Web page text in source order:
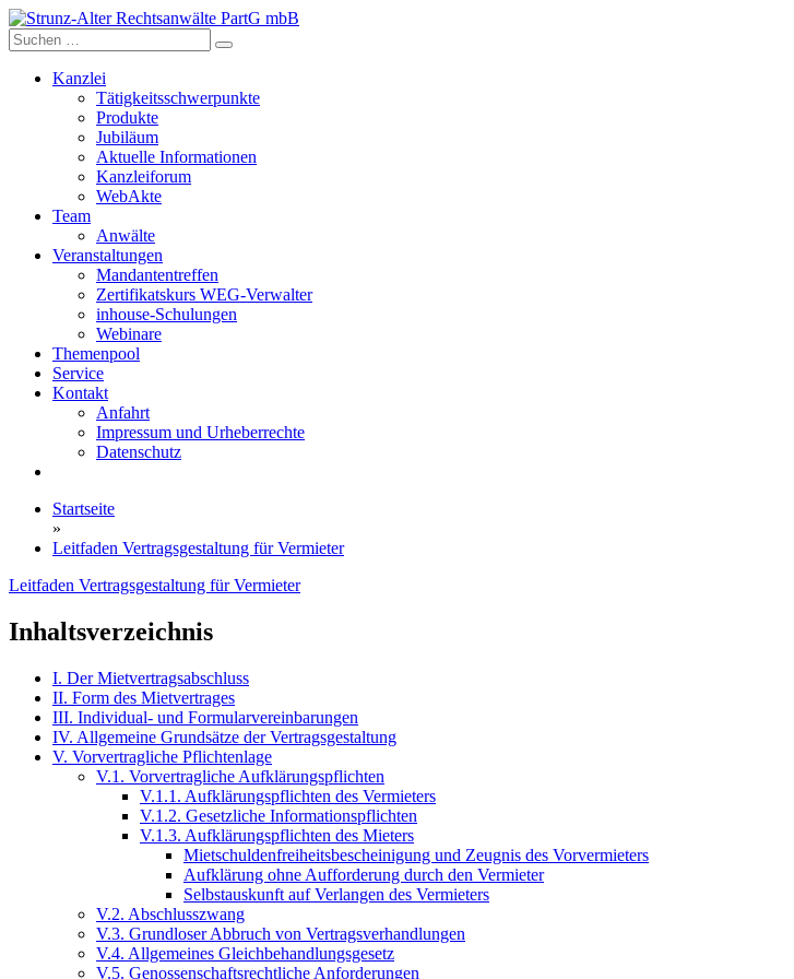
Skip
to
content
Kanzlei
Tätigkeitsschwerpunkte
Produkte
Jubiläum
Aktuelle Informationen
Kanzleiforum
WebAkte
Team
Anwälte
Veranstaltungen
Mandantentreffen
Zertifikatskurs WEG-Verwalter
inhouse-Schulungen
Webinare
Themenpool
Service
Kontakt
Anfahrt
Impressum und Urheberrechte
Datenschutz
Startseite
»
Leitfaden Vertragsgestaltung für Vermieter
Leitfaden Vertragsgestaltung für Vermieter
Inhaltsverzeichnis
I. Der Mietvertragsabschluss
II. Form des Mietvertrages
III. Individual- und Formularvereinbarungen
IV. Allgemeine Grundsätze der Vertragsgestaltung
V. Vorvertragliche Pflichtenlage
V.1. Vorvertragliche Aufklärungspflichten
V.1.1. Aufklärungspflichten des Vermieters
V.1.2. Gesetzliche Informationspflichten
V.1.3. Aufklärungspflichten des Mieters
Mietschuldenfreiheitsbescheinigung und Zeugnis des Vorvermieters
Aufklärung ohne Aufforderung durch den Vermieter
Selbstauskunft auf Verlangen des Vermieters
V.2. Abschlusszwang
V.3. Grundloser Abbruch von Vertragsverhandlungen
V.4. Allgemeines Gleichbehandlungsgesetz
V.5. Genossenschaftsrechtliche Anforderungen